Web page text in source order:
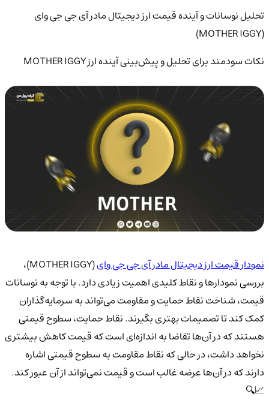
تحلیل نوسانات و آینده قیمت ارز دیجیتال مادر آی جی جی وای
نکات سودمند برای تحلیل و پیش‌بینی آینده ارز MOTHER IGGY
نمودار قیمت ارز دیجیتال مادر آی جی جی وای
(MOTHER IGGY)،
بررسی نمودارها و نقاط کلیدی اهمیت زیادی دارد. با توجه به نوسانات
قیمت، شناخت نقاط حمایت و مقاومت می‌تواند به سرمایه‌گذاران
کمک کند تا تصمیمات بهتری بگیرند. نقاط حمایت، سطوح قیمتی
هستند که در آن‌ها تقاضا به اندازه‌ای است که قیمت کاهش بیشتری
نخواهد داشت، در حالی که نقاط مقاومت به سطوح قیمتی اشاره
دارند که در آن‌ها عرضه غالب است و قیمت نمی‌تواند از آن عبور کند.
📈🔍